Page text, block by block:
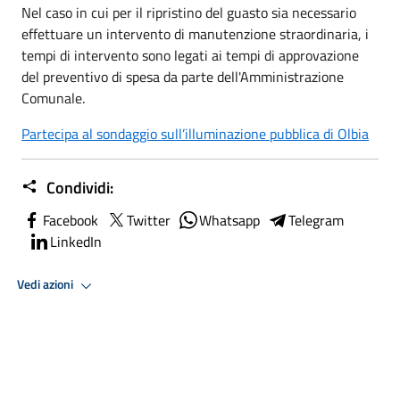
Nel caso in cui per il ripristino del guasto sia necessario
effettuare un intervento di manutenzione straordinaria, i
tempi di intervento sono legati ai tempi di approvazione
del preventivo di spesa da parte dell'Amministrazione
Comunale.
Partecipa al sondaggio sull’illuminazione pubblica di Olbia
Condividi:
Facebook Twitter Whatsapp
Telegram
LinkedIn
Vedi azioni